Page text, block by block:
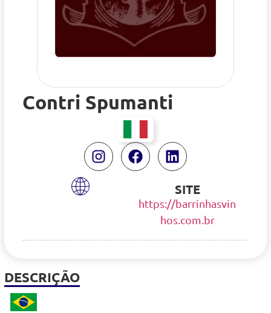
DESCRIÇÃO
Contri Spumanti
SITE
https://barrinhasvin
hos.com.br